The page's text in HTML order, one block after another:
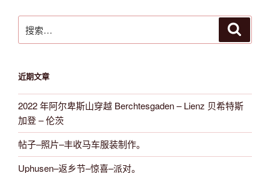
索：
近期文章
2022 年阿尔卑斯山穿越 Berchtesgaden – Lienz 贝希特斯
加登 – 伦茨
帖子–照片–丰收马车服装制作。
Uphusen–返乡节–惊喜–派对。